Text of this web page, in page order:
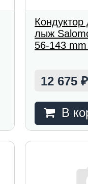
Кондуктор
лыж
56-143
12 675₽
В